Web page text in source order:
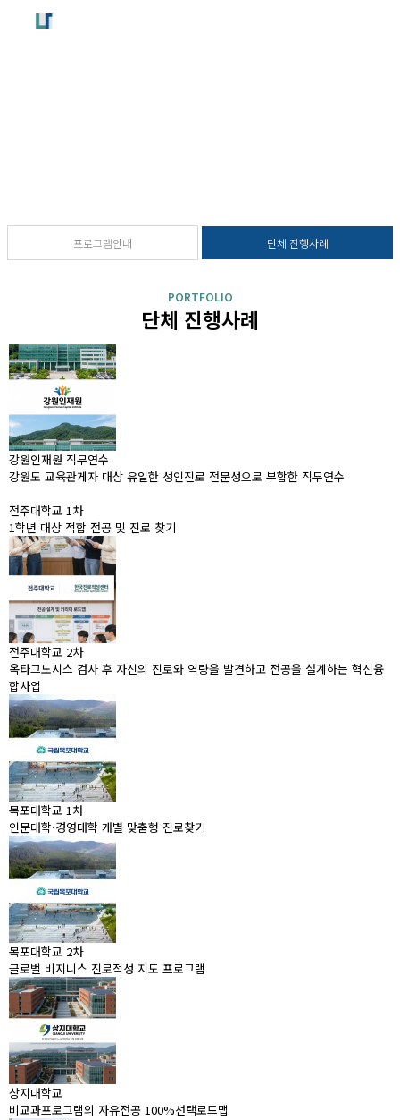
프로그램안내 단체 진행사례
PORTFOLIO
단체 진행사례
강원인재원 직무연수
강원도 교육관게자 대상 유일한 성인진로 전문성으로 부합한 직무연수
전주대학교 1차
1학년 대상 적합 전공 및 진로 찾기
전주대학교 2차
옥타그노시스 검사 후 자신의 진로와 역량을 발견하고 전공을 설계하는 혁신융
합사업
목포대학교 1차
인문대학·경영대학 개별 맞춤형 진로찾기
목포대학교 2차
글로벌 비지니스 진로적성 지도 프로그램
상지대학교
비교과프로그램의 자유전공 100%선택로드맵